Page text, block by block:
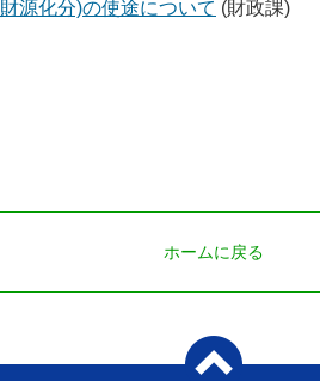
源化分)の使途について (財政課)
ホームに戻る